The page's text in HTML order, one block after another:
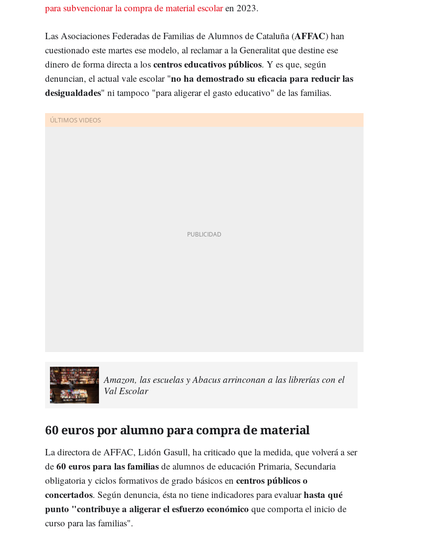
para subvencionar la compra de material escolaren 2023.
Las Asociaciones Federadas de Familias de Alumnos de Cataluña (AFFAC) han
cuestionado este martes ese modelo, al reclamar a la Generalitat que destine ese
dinero de forma directa a los centros educativos públicos. Y es que, según
denuncian, el actual vale escolar "no ha demostrado su eficacia para reducir las
desigualdades" ni tampoco "para aligerar el gasto educativo" de las familias.
Amazon, las escuelas y Abacus arrinconan a las librerías con el
Val Escolar
60 euros por alumno para compra de material
La directora de AFFAC, Lidón Gasull, ha criticado que la medida, que volverá a ser
de 60 euros para las familias de alumnos de educación Primaria, Secundaria
obligatoria y ciclos formativos de grado básicos en centros públicos o
concertados. Según denuncia, ésta no tiene indicadores para evaluarhasta qué
punto "contribuye a aligerar el esfuerzo económico que comporta el inicio de
curso para las familias".